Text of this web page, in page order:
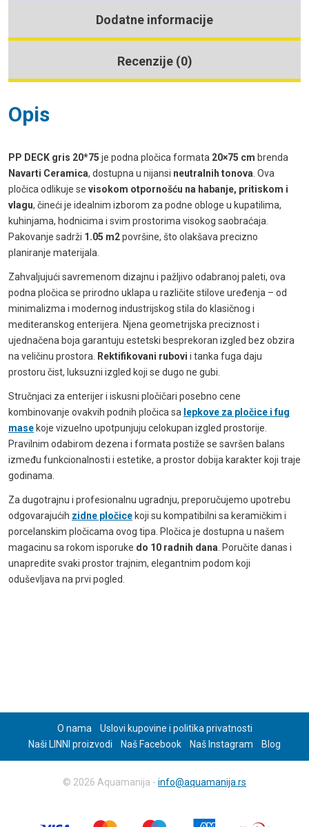
Dodatne informacije
Recenzije (0)
Opis
PP DECK gris 20*75 je podna pločica formata 20×75 cm brenda
Navarti Ceramica, dostupna u nijansi neutralnih tonova . Ova
pločica odlikuje se visokom otpornošću na habanje, pritiskom i
vlagu, čineći je idealnim izborom za podne obloge u kupatilima,
kuhinjama, hodnicima i svim prostorima visokog saobraćaja.
Pakovanje sadrži 1.05 m2površine, što olakšava precizno
planiranje materijala.
Zahvaljujući savremenom dizajnu i pažljivo odabranoj paleti, ova
podna pločica se prirodno uklapa u različite stilove uređenja – od
minimalizma i modernog industrijskog stila do klasičnog i
mediteranskog enterijera. Njena geometrijska preciznost i
ujednačena boja garantuju estetski besprekoran izgled bez obzira
na veličinu prostora.
Rektifikovani rubovi i tanka fuga daju
prostoru čist, luksuzni izgled koji se dugo ne gubi.
Stručnjaci za enterijer i iskusni pločičari posebno cene
kombinovanje ovakvih podnih pločica sa lepkove za pločice i fug
mase koje vizuelno upotpunjuju celokupan izgled prostorije.
Pravilnim odabirom dezena i formata postiže se savršen balans
između funkcionalnosti i estetike, a prostor dobija karakter koji traje
godinama.
Za dugotrajnu i profesionalnu ugradnju, preporučujemo upotrebu
odgovarajućih zidne pločice koji su kompatibilni sa keramičkim i
porcelanskim pločicama ovog tipa. Pločica je dostupna u našem
magacinu sa rokom isporuke do 10 radnih dana . Poručite danas i
unapredite svaki prostor trajnim, elegantnim podom koji
oduševljava na prvi pogled.
O nama
Uslovi kupovine i politika privatnosti
Naši LINNI proizvodi
Naš Facebook Naš Instagram Blog
© 2026 Aquamanija - info@aquamanija.rs